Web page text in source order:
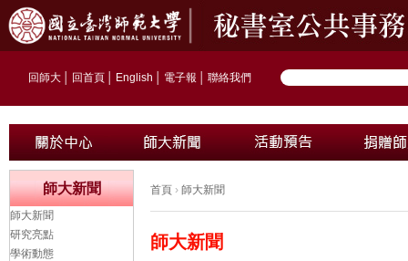
回師大 回首頁 English 電子報 聯絡我們
首頁 › 師大新聞
師大新聞
師大新聞
師大新聞
研究亮點
學術動態